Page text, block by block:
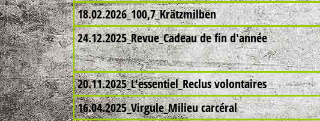
18.02.2026_100,7_Krätzmilben
24.12.2025_Revue_Cadeau de fin d'année
20.11.2025_L'essentiel_Reclus volontaires
16.04.2025_Virgule_Milieu carcéral